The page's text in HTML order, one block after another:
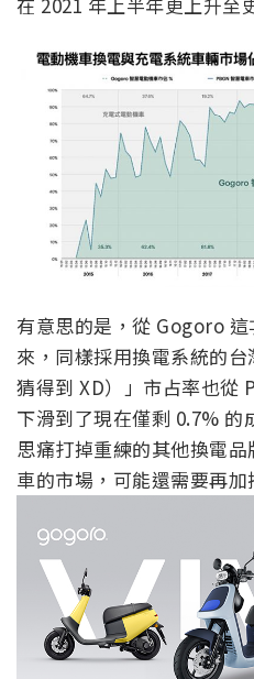
有意思的是，從 Gogoro
來，同樣採用換電系統的
猜得到 XD）」市占率也從
下滑到了現在僅剩 0.7% 的
思痛打掉重練的其他換電
車的市場，可能還需要再加